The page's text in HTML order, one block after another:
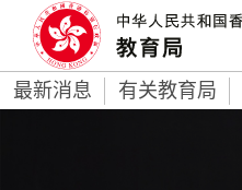
最新消息 有关教育局